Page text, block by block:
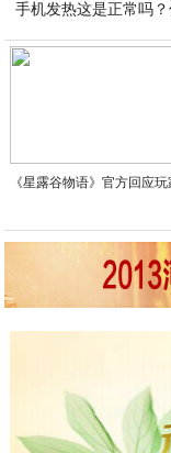
手机发热这是正常吗？
《星露谷物语》官方回应